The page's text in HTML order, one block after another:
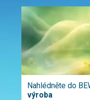
Nahlédněte do
výroba